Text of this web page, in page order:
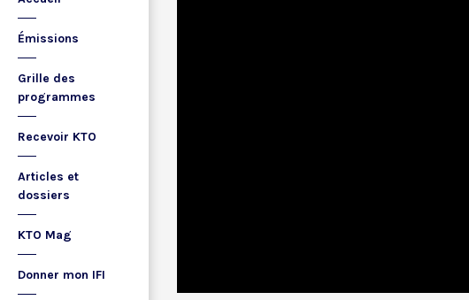
Émissions
Grille des
programmes
Recevoir KTO
Articles et
dossiers
KTO Mag
Donner mon IFI